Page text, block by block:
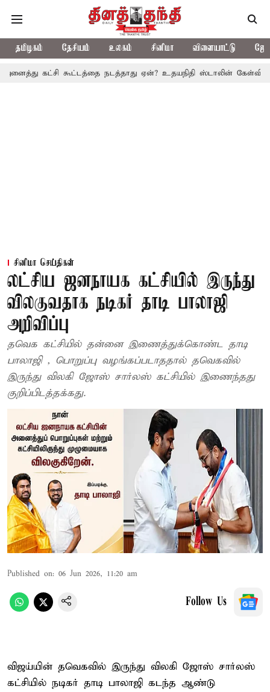
தமிழகம் தேசியம் உலகம் சினிமா விளையாட்டு
கூட்டத்தை நடத்தாது ஏன்? உதயநிதி ஸ்டாலின் கேள்வி த.வெ.க.
சினிமா செய்திகள்
லட்சிய ஜனநாயக கட்சியில் இருந்து
விலகுவதாக நடிகர் தாடி பாலாஜி
அறிவிப்பு
தவெக கட்சியில் தன்னை இணைத்துக்கொண்ட தாடி
பாலாஜி , பொறுப்பு வழங்கப்படாததால் தவெகவில்
இருந்து விலகி ஜோஸ் சார்லஸ் கட்சியில் இணைந்தது
குறிப்பிடத்தக்கது.
Published on: 06 Jun 2026, 11:20 am
Follow Us
விஜய்யின் தவெகவில் இருந்து விலகி ஜோஸ் சார்லஸ்
கட்சியில் நடிகர் தாடி பாலாஜி கடந்த ஆண்டு